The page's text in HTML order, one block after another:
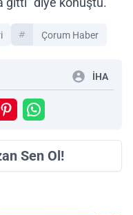
Çorum Haber
İHA
Sen Ol!